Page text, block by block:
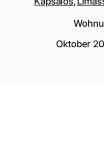
Oktober